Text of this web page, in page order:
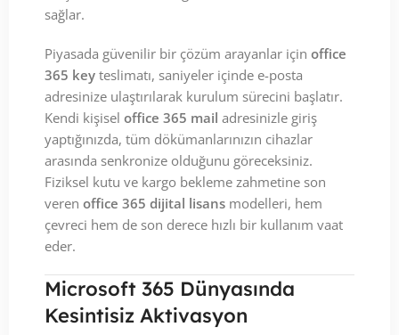
sağlar.
Piyasada güvenilir bir çözüm arayanlar için office
365 key teslimatı, saniyeler içinde e-posta
adresinize ulaştırılarak kurulum sürecini başlatır.
Kendi kişisel office 365 mail adresinizle giriş
yaptığınızda, tüm dökümanlarınızın cihazlar
arasında senkronize olduğunu göreceksiniz.
Fiziksel kutu ve kargo bekleme zahmetine son
veren office 365 dijital lisans modelleri, hem
çevreci hem de son derece hızlı bir kullanım vaat
eder.
Microsoft 365 Dünyasında
Kesintisiz Aktivasyon